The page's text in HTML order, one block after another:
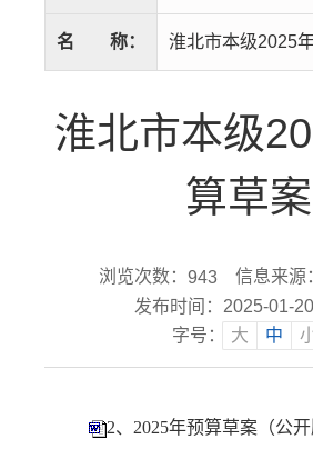
名 称： 淮北市本级2025
淮北市本级
算草案
浏览次数： 943
信息来源
发布时间：2025-01-
字号：
大 中
2、2025年预算草案（公